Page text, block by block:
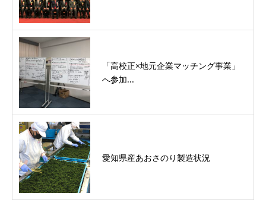
「高校正×地元企業マッチング事業」
へ参加...
愛知県産あおさのり製造状況